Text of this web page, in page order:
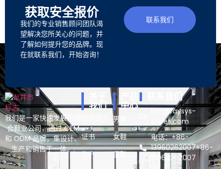
获取安全报价
我们的专业销售顾问团队渴
望解决您所关心的问题，并
了解如何提升您的品牌。现
在就联系我们，开始咨询！
联系我们
我们是一家快速发展的综
合鞋业公司，通过 OEM
和 ODM 品牌，集设计、
生产和销售于一体。.
我们
证书
生产
中心
男鞋
女鞋
童鞋
联系我们
ken@raysys-
shoes.com
电话：+86-
13960262007+86-
13960262007